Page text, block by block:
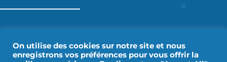
On utilise des cookies sur notre site et nous
enregistrons vos préférences pour vous offrir la